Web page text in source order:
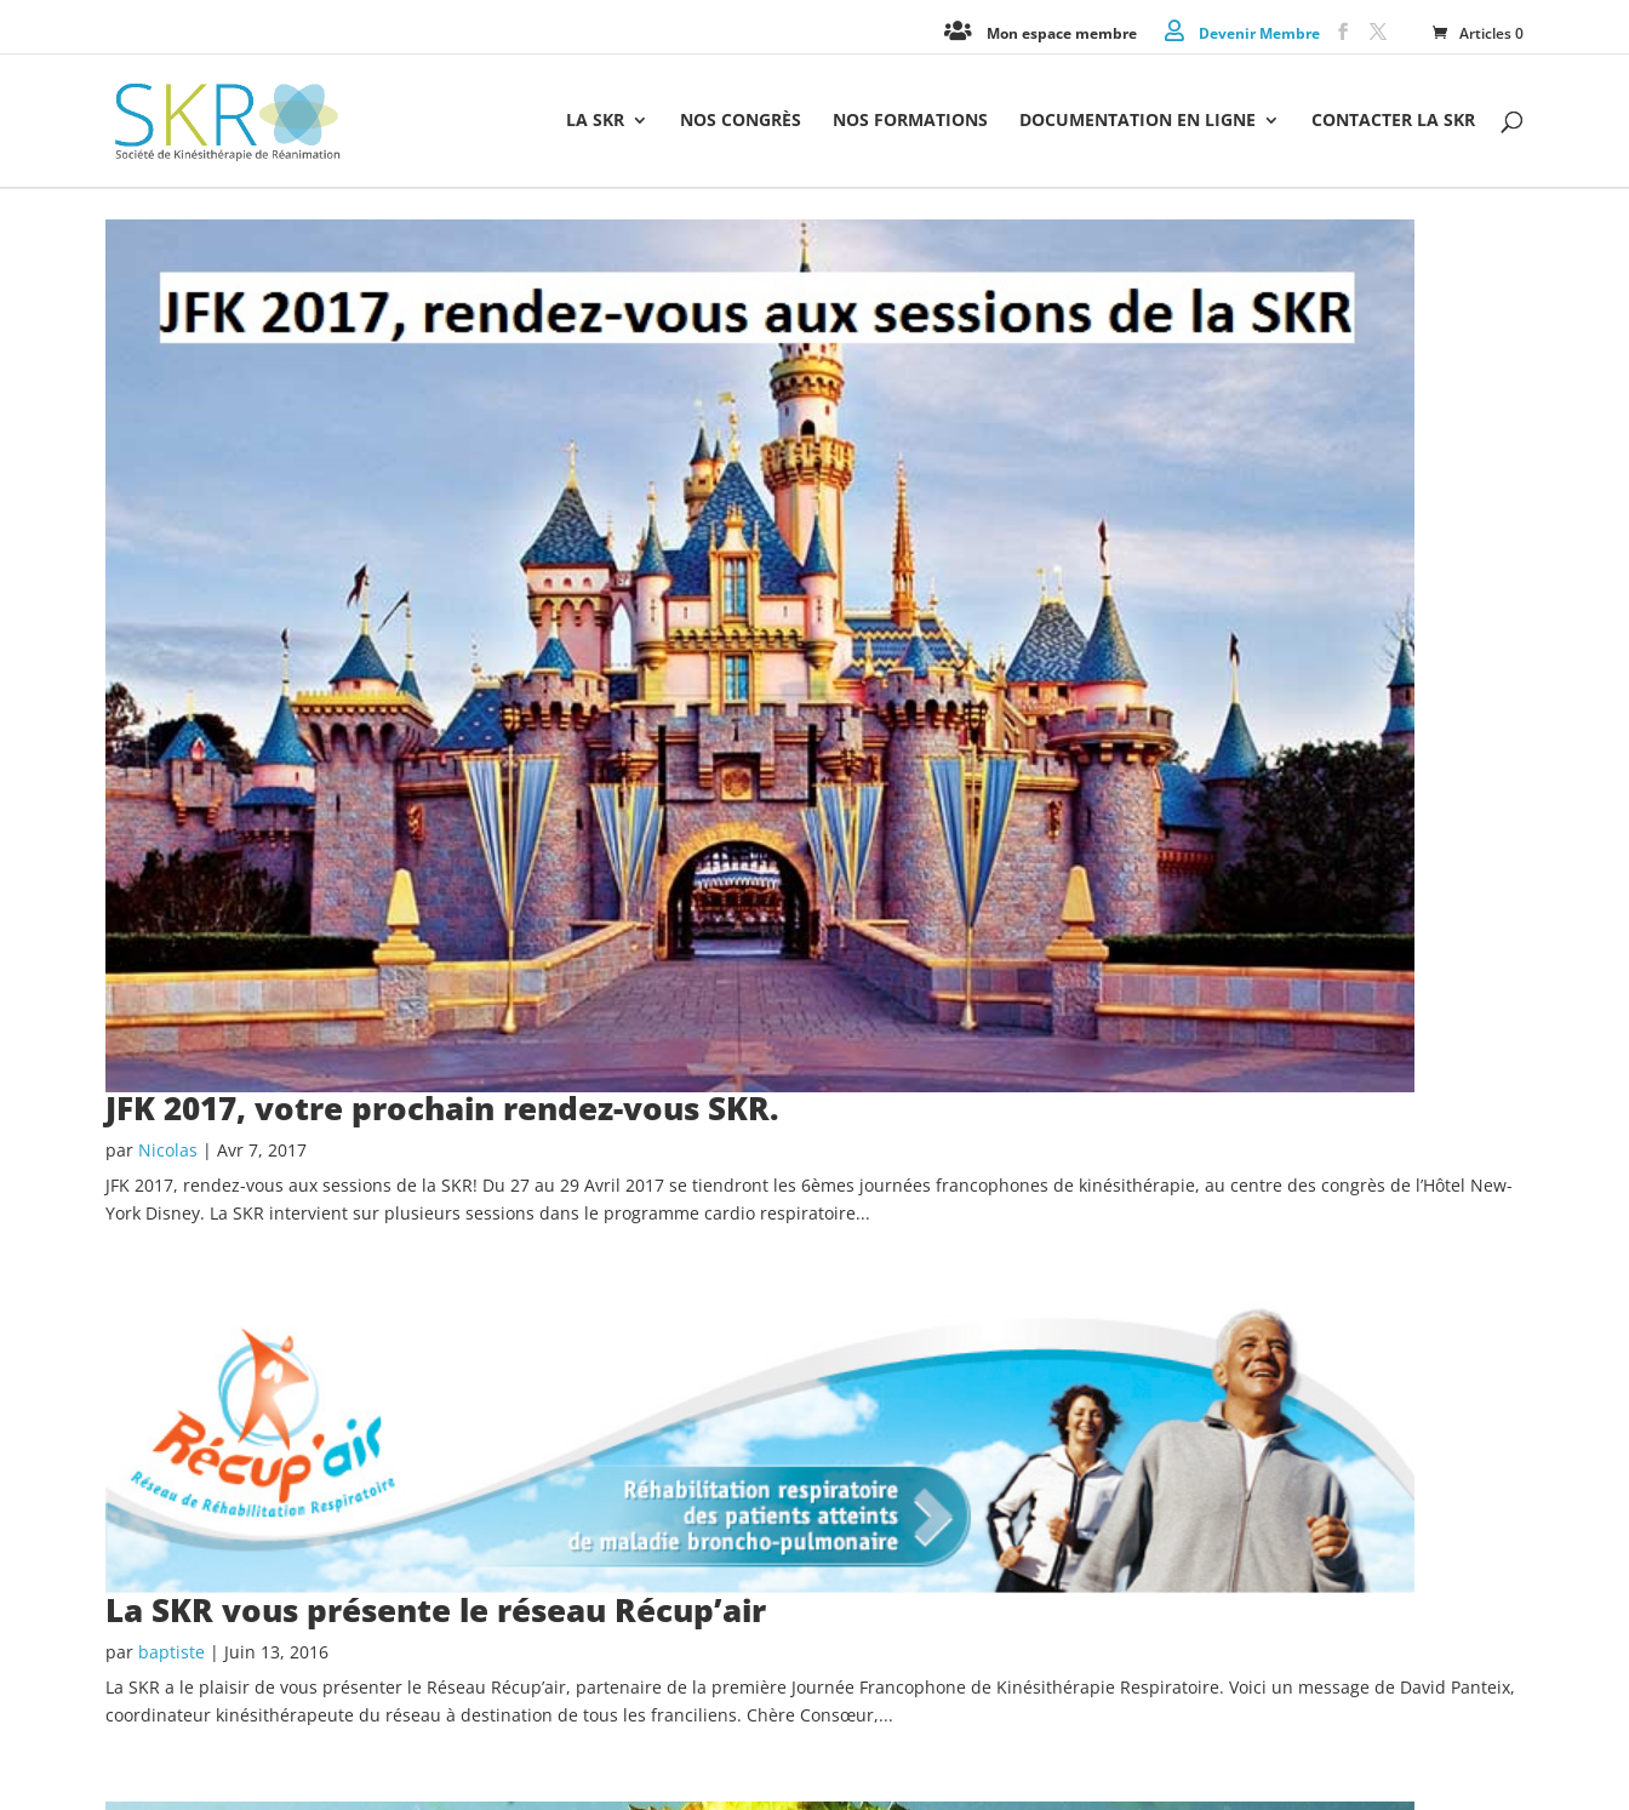
Articles 0
Mon espace membre Devenir Membre
LA SKR NOS CONGRÈS NOS FORMATIONS DOCUMENTATION EN LIGNE CONTACTER LA SKR
JFK 2017, votre prochain rendez-vous SKR.
par Nicolas | Avr 7, 2017
JFK 2017, rendez-vous aux sessions de la SKR! Du 27 au 29 Avril 2017 se tiendront les 6èmes journées francophones de kinésithérapie, au centre des congrès de l’Hôtel New-
York Disney. La SKR intervient sur plusieurs sessions dans le programme cardio respiratoire...
La SKR vous présente le réseau Récup’air
par baptiste | Juin 13, 2016
La SKR a le plaisir de vous présenter le Réseau Récup’air, partenaire de la première Journée Francophone de Kinésithérapie Respiratoire. Voici un message de David Panteix,
coordinateur kinésithérapeute du réseau à destination de tous les franciliens. Chère Consœur,...